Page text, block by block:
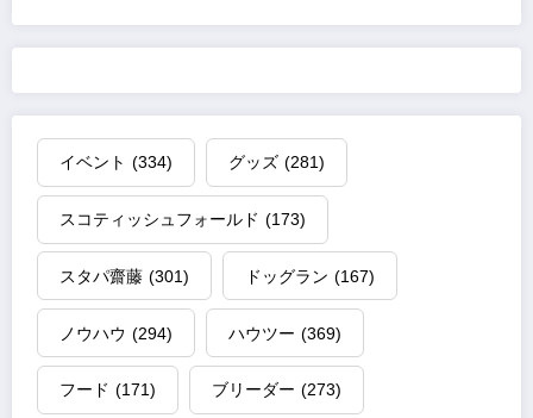
イベント (334) グッズ (281)
スコティッシュフォールド (173)
スタパ齋藤 (301) ドッグラン (167)
ノウハウ (294) ハウツー (369)
フード (171) ブリーダー (273)